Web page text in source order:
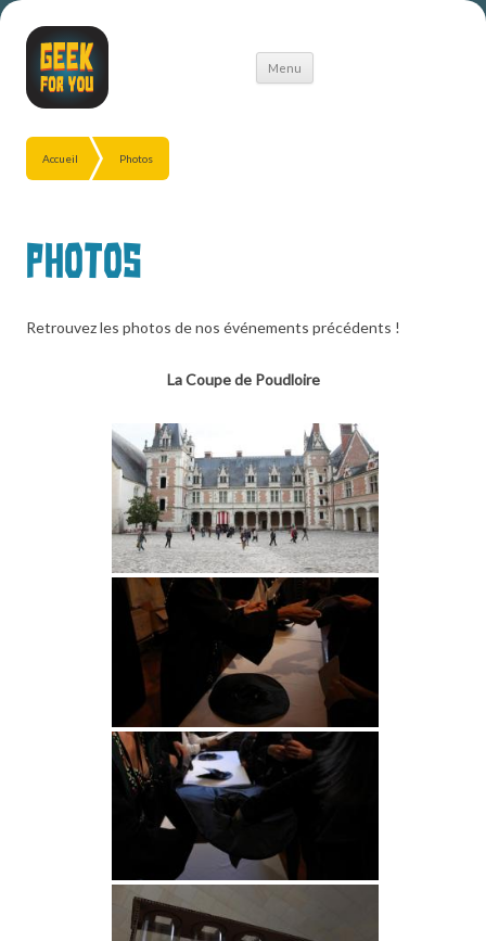
Menu
Aller
Accueil Photos
Photos
Retrouvez les photos de nos événements précédents !
La Coupe de Poudloire